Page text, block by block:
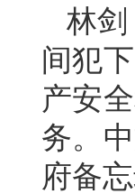
林
间犯
产安
务。
府备